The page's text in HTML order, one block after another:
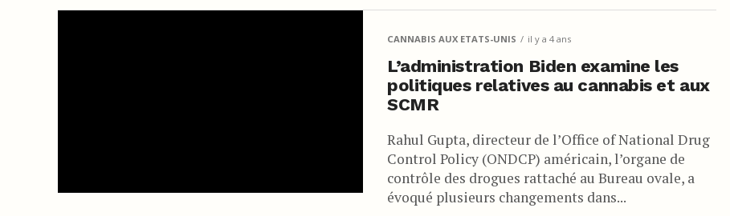
CANNABIS AUX ETATS-UNIS il y a 4 ans
L’administration Biden examine les
politiques relatives au cannabis et aux
SCMR
Rahul Gupta, directeur de l’Office of National Drug
Control Policy (ONDCP) américain, l’organe de
contrôle des drogues rattaché au Bureau ovale, a
évoqué plusieurs changements dans...